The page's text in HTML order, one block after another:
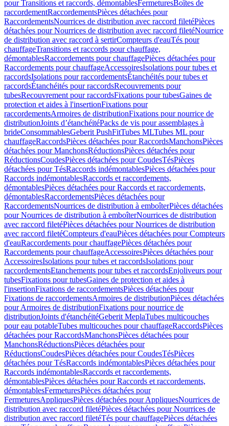
pour Transitions et raccords, démontablesFermeturesBoîtes de
raccordementRaccordementsPièces détachées pour
RaccordementsNourrices de distribution avec raccord filetéPièces
détachées pour Nourrices de distribution avec raccord filetéNourrice
de distribution avec raccord à sertirCompteurs d'eauTés pour
chauffageTransitions et raccords pour chauffage,
démontablesRaccordements pour chauffagePièces détachées pour
Raccordements pour chauffageAccessoiresIsolations pour tubes et
raccordsIsolations pour raccordementsÉtanchéités pour tubes et
raccordsÉtanchéités pour raccordsRecouvrements pour
tubesRecouvrement pour raccordsFixations pour tubesGaines de
protection et aides à l'insertionFixations pour
raccordementsArmoires de distributionFixations pour nourrice de
distributionJoints d’étanchéitéPacks de vis pour assemblages à
brideConsommablesGeberit PushFitTubes MLTubes ML pour
chauffageRaccordsPièces détachées pour RaccordsManchonsPièces
détachées pour ManchonsRéductionsPièces détachées pour
RéductionsCoudesPièces détachées pour CoudesTésPièces
détachées pour TésRaccords indémontablesPièces détachées pour
Raccords indémontablesRaccords et raccordements,
démontablesPièces détachées pour Raccords et raccordements,
démontablesRaccordementsPièces détachées pour
RaccordementsNourrices de distribution à emboîterPièces détachées
pour Nourrices de distribution à emboîterNourrices de distribution
avec raccord filetéPièces détachées pour Nourrices de distribution
avec raccord filetéCompteurs d'eauPièces détachées pour Compteurs
d'eauRaccordements pour chauffagePièces détachées pour
Raccordements pour chauffageAccessoiresPièces détachées pour
AccessoiresIsolations pour tubes et raccordsIsolations pour
raccordementsEtanchements pour tubes et raccordsEnjoliveurs pour
tubesFixations pour tubesGaines de protection et aides à
l'insertionFixations de raccordementsPièces détachées pour
Fixations de raccordementsArmoires de distributionPièces détachées
pour Armoires de distributionFixations pour nourrice de
distributionJoints d'étanchéitéGeberit MeplaTubes multicouches
pour eau potableTubes multicouches pour chauffageRaccordsPièces
détachées pour RaccordsManchonsPièces détachées pour
ManchonsRéductionsPièces détachées pour
RéductionsCoudesPièces détachées pour CoudesTésPièces
détachées pour TésRaccords indémontablesPièces détachées pour
Raccords indémontablesRaccords et raccordements,
démontablesPièces détachées pour Raccords et raccordements,
démontablesFermeturesPièces détachées pour
FermeturesAppliquesPièces détachées pour AppliquesNourrices de
distribution avec raccord filetéPièces détachées pour Nourrices de
distribution avec raccord filetéTés pour chauffagePièces détachées